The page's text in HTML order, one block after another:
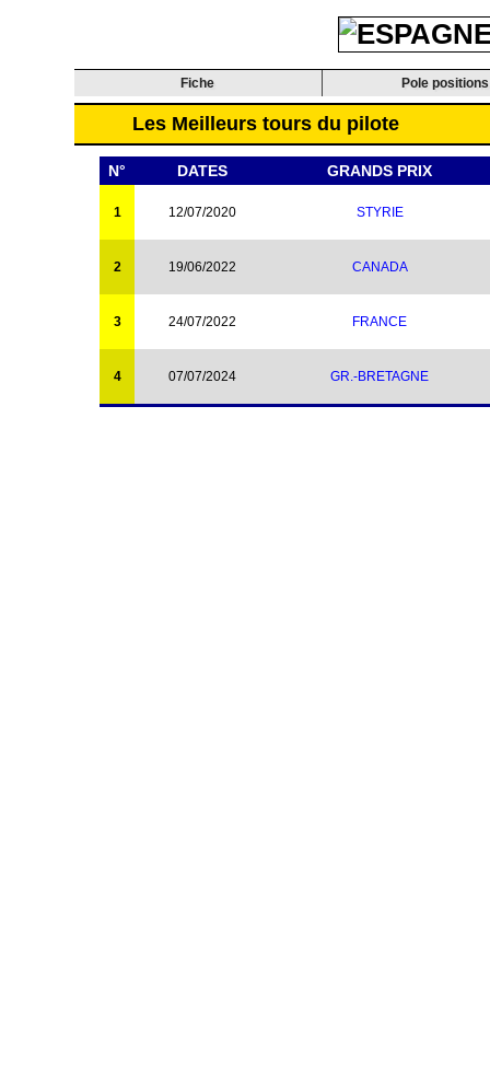
Fiche Pole positions
Les Meilleurs tours du pilote
N° DATES GRANDS PRIX
1 12/07/2020 STYRIE
2 19/06/2022 CANADA
3 24/07/2022 FRANCE
4 07/07/2024 GR.-BRETAGNE